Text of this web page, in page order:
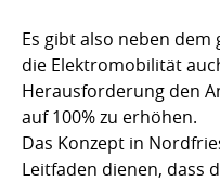
Es gibt also neben
die Elektromobilität
Herausforderung den
auf 100% zu erhöhen.
Das Konzept in
Leitfaden dienen, dass